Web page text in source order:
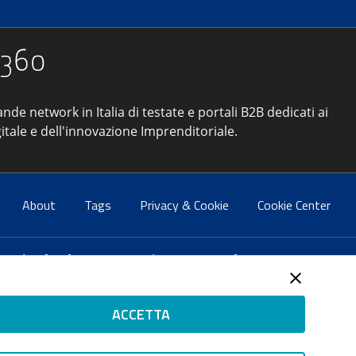
network in Italia di testate e portali B2B dedicati ai
e dell'innovazione Imprenditoriale.
About Tags Privacy & Cookie Cookie Center
info@forumpa.it- tel. 06 684251 - fax. 06 68425433
2 maggio 2008 - Direttore resp. Michela Stentella
per il sistema di management di qualità SQS (ISO
ACCETTA